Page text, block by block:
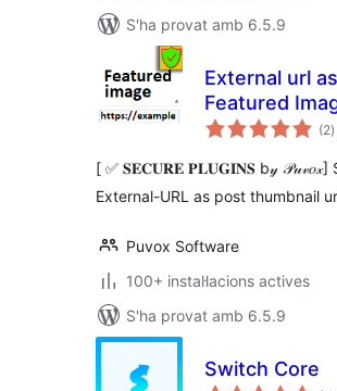
S'ha provat amb 6.5.9
External url
Featured
(thumbnail) (2)
[ ✅ 𝐒𝐄𝐂𝐔𝐑𝐄 𝐏𝐋𝐔𝐆𝐈𝐍𝐒 b𝓎 𝒫𝓊𝓋𝑜𝓍]
External-URL as post thumbnail
Puvox Software
100+ instal·lacions actives
S'ha provat amb 6.5.9
Switch Core